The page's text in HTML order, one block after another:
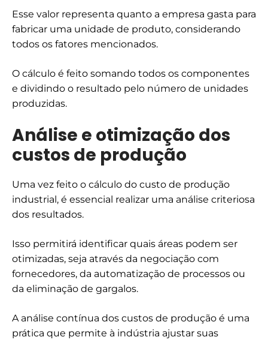
Esse valor representa quanto a empresa gasta para
fabricar uma unidade de produto, considerando
todos os fatores mencionados.
O cálculo é feito somando todos os componentes
e dividindo o resultado pelo número de unidades
produzidas.
Análise e otimização dos
custos de produção
Uma vez feito o cálculo do custo de produção
industrial, é essencial realizar uma análise criteriosa
dos resultados.
Isso permitirá identificar quais áreas podem ser
otimizadas, seja através da negociação com
fornecedores, da automatização de processos ou
da eliminação de gargalos.
A análise contínua dos custos de produção é uma
prática que permite à indústria ajustar suas